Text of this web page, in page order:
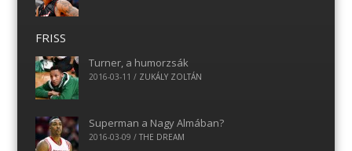
FRISS
Turner, a humorzsák
2016-03-11 / ZUKÁLY ZOLTÁN
Superman a Nagy Almában?
2016-03-09 / THE DREAM